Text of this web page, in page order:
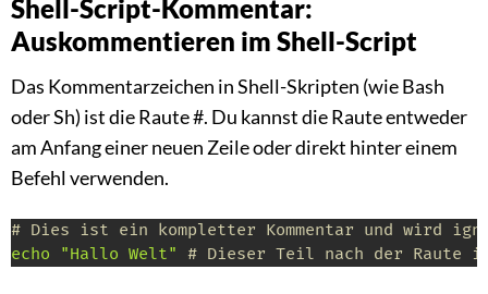
Shell-Script-Kommentar:
Auskommentieren im Shell-Script
Das Kommentarzeichen in Shell-Skripten (wie Bash
oder Sh) ist die Raute #. Du kannst die Raute entweder
am Anfang einer neuen Zeile oder direkt hinter einem
Befehl verwenden.
# Dies ist ein kompletter Kommentar und wird
echo
"Hallo Welt" # Dieser Teil nach der Raute